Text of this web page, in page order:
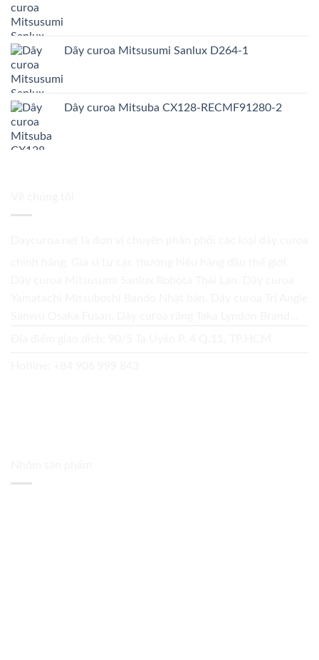
Dây curoa Mitsusumi Sanlux D264-1
Dây curoa Mitsuba CX128-RECMF91280-2